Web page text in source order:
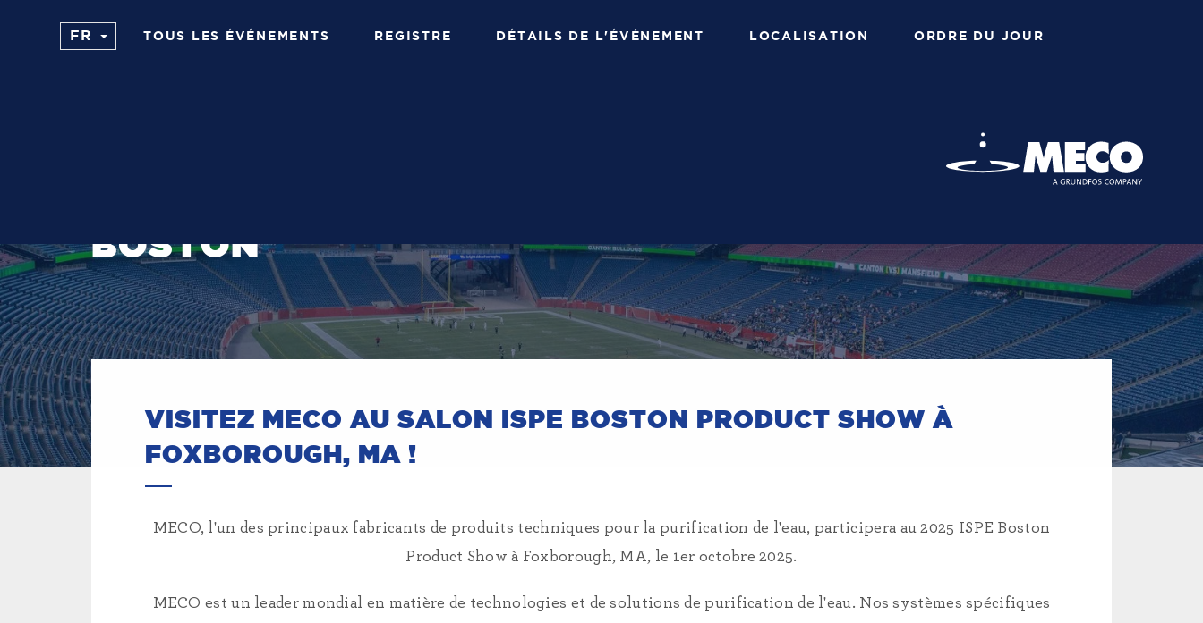
TOUS LES ÉVÉNEMENTS REGISTRE DÉTAILS DE L'ÉVÉNEMENT LOCALISATION ORDRE DU JOUR
BOSTON
VISITEZ MECO AU SALON ISPE BOSTON PRODUCT SHOW À
FOXBOROUGH, MA !
MECO, l'un des principaux fabricants de produits techniques pour la purification de l'eau, participera au 2025 ISPE Boston
Product Show à Foxborough, MA, le 1er octobre 2025.
MECO est un leader mondial en matière de technologies et de solutions de purification de l'eau. Nos systèmes spécifiques